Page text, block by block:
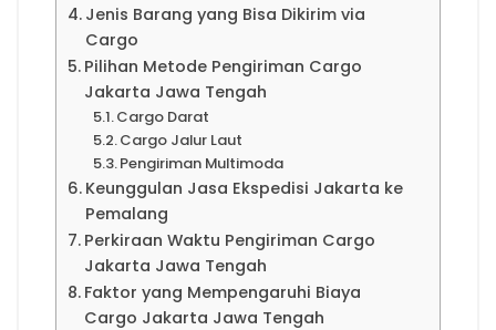
Jenis Barang yang Bisa Dikirim via
Cargo
Pilihan Metode Pengiriman Cargo
Jakarta Jawa Tengah
Cargo Darat
Cargo Jalur Laut
Pengiriman Multimoda
Keunggulan Jasa Ekspedisi Jakarta ke
Pemalang
Perkiraan Waktu Pengiriman Cargo
Jakarta Jawa Tengah
Faktor yang Mempengaruhi Biaya
Cargo Jakarta Jawa Tengah